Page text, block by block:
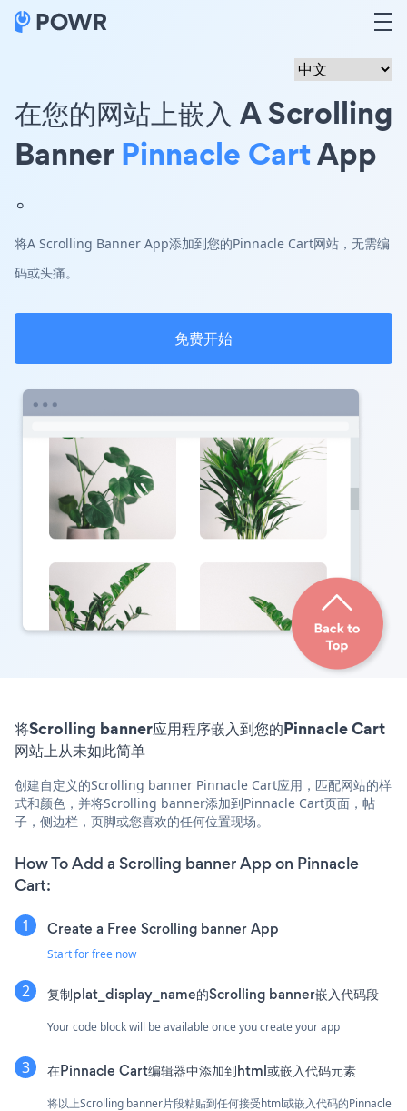
在您的网站上嵌入 A Scrolling
BannerPinnacle CartApp
。
将A Scrolling Banner App添加到您的Pinnacle Cart网站，无需编
码或头痛。
免费开始
将Scrolling banner应用程序嵌入到您的Pinnacle Cart
网站上从未如此简单
创建自定义的Scrolling banner Pinnacle Cart应用，匹配网站的样
式和颜色，并将Scrolling banner添加到Pinnacle Cart页面，帖
子，侧边栏，页脚或您喜欢的任何位置现场。
How To Add a Scrolling banner App on Pinnacle
Cart:
Create a Free Scrolling banner App
Start for free now
复制plat_display_name的Scrolling banner嵌入代码段
Your code block will be available once you create your app
在Pinnacle Cart编辑器中添加到html或嵌入代码元素
将以上Scrolling banner片段粘贴到任何接受html或嵌入代码的Pinnacle